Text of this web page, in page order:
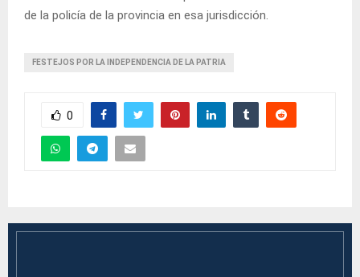
de la policía de la provincia en esa jurisdicción.
FESTEJOS POR LA INDEPENDENCIA DE LA PATRIA
0